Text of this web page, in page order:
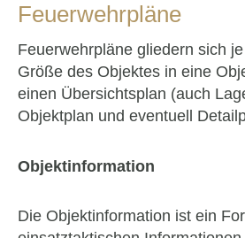
Feuerwehrpläne
Feuerwehrpläne gliedern sich
Größe des Objektes in eine
einen Übersichtsplan (auch
Objektplan und eventuell
Objektinformation
Die Objektinformation ist ein